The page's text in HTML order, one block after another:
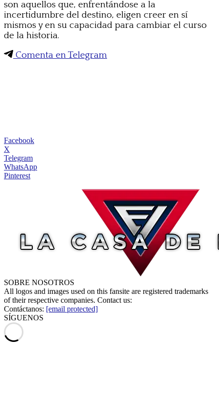
son aquellos que, enfrentándose a la
incertidumbre del destino, eligen creer en sí
mismos y en su capacidad para cambiar el curso
de la historia.
Comenta en Telegram
Facebook
X
Telegram
WhatsApp
Pinterest
SOBRE NOSOTROS
All logos and images used on this fansite are registered trademarks
of their respective companies. Contact us:
Contáctanos: [email protected]
SÍGUENOS